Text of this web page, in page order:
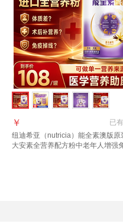
已有
￥
纽迪希亚（nutricia）能全素澳版原
大安素全营养配方粉中老年人增强